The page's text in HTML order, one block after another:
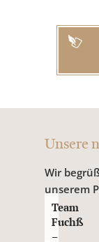
Unsere
Wir
unserem
Team
Fuchß
–